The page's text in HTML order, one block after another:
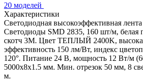
20 моделей
Характеристики
Светодиодная высокоэффективная
Светодиоды SMD 2835, 160 шт/м, белая
скотч 3M. Цвет ТЕПЛЫЙ 2400K,
эффективность 150 лм/Вт, индекс
120°. Питание 24 В, мощность 12 Вт/м
5000x8x1.5 мм. Мин. отрезок 50 мм, 8
м.